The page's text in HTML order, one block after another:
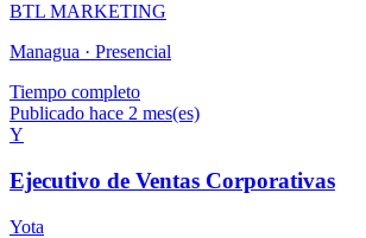
BTL MARKETING
Managua · Presencial
Tiempo completo
Publicado hace 2 mes(es)
Y
Ejecutivo de Ventas Corporativas
Yota